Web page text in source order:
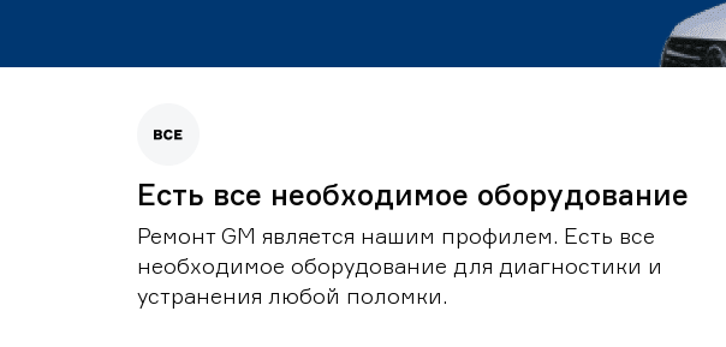
Есть все необходимое оборудование
Ремонт GM является нашим профилем. Есть все
необходимое оборудование для диагностики и
устранения любой поломки.